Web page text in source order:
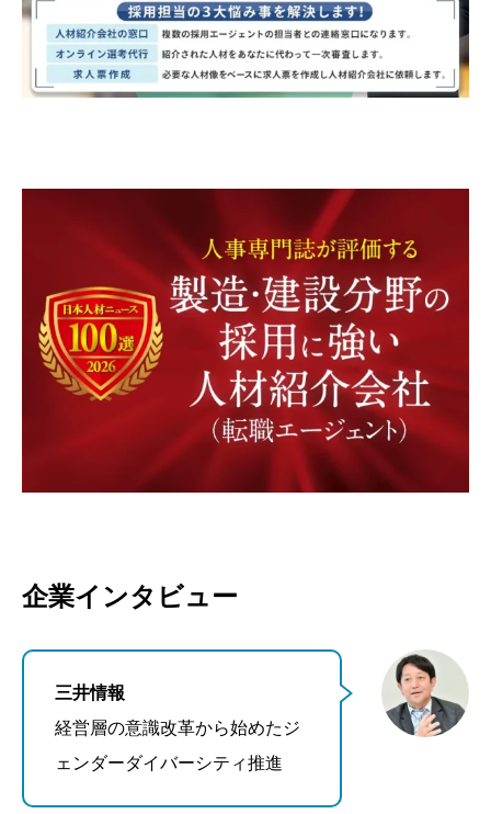
企業インタビュー
三井情報
経営層の意識改革から始めたジ
ェンダーダイバーシティ推進